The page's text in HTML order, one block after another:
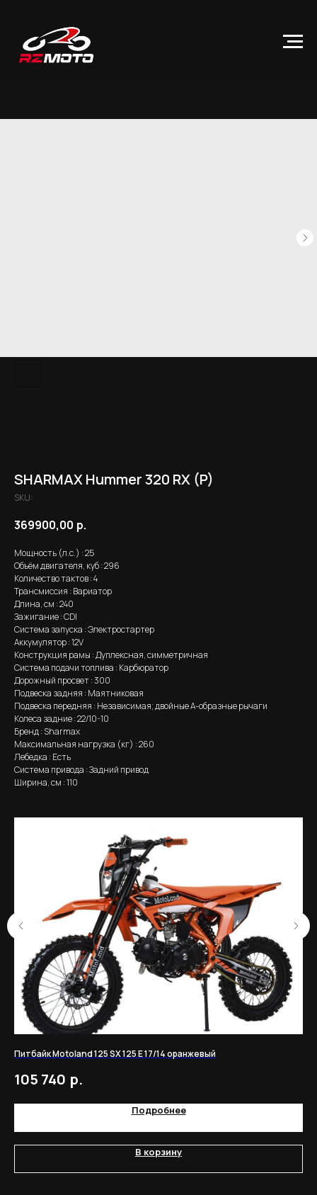
SHARMAX Hummer 320 RX (P)
SKU:
369900,00 р.
Мощность (л.с.) : 25
Объём двигателя, куб : 296
Количество тактов : 4
Трансмиссия : Вариатор
Длина, см : 240
Зажигание : CDI
Система запуска : Электростартер
Аккумулятор : 12V
Конструкция рамы : Дуплексная, симметричная
Система подачи топлива : Карбюратор
Дорожный просвет : 300
Подвеска задняя : Маятниковая
Подвеска передняя : Независимая; двойные А-образные рычаги
Колеса задние : 22/10-10
Бренд : Sharmax
Максимальная нагрузка (кг) : 260
Лебедка : Есть
Система привода : Задний привод
Ширина, см : 110
Питбайк Motoland 125 SX 125 E 17/14 оранжевый
105 740 р.
Подробнее
В корзину